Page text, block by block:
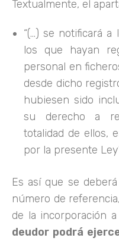
Textualmente, el
“(…) se notificará
los que hayan
personal en
desde dicho
hubiesen sido
su derecho a
totalidad de ellos,
por la presente
Es así que se deberá
número de
de la incorporación
deudor podrá